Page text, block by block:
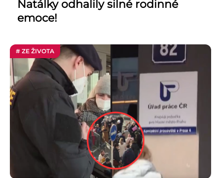
Natálky odhalily silné rodinné
emoce!
# ZE ŽIVOTA